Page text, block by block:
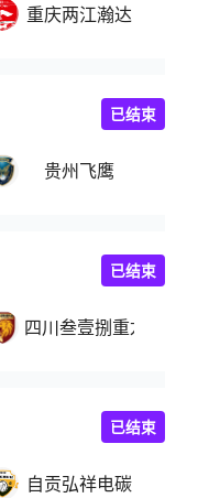
重庆两江瀚达
贵州飞鹰
已结束
四川叁壹捌重龙
已结束
自贡弘祥电碳
已结束